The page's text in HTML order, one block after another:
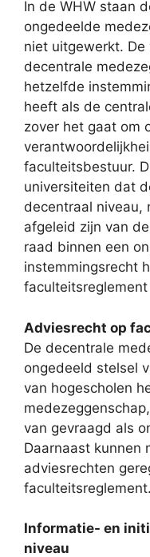
In de WHW staan
ongedeelde
niet uitgewerkt.
decentrale
hetzelfde
heeft als de
zover het gaat om
faculteitsbestuur.
universiteiten dat
decentraal niveau,
afgeleid zijn van
raad binnen een
instemmingsrecht
faculteitsreglement
Adviesrecht op
De decentrale
ongedeeld stelsel
van hogescholen
van gevraagd als
Daarnaast kunnen
adviesrechten
faculteitsreglement.
Informatie- en
niveau